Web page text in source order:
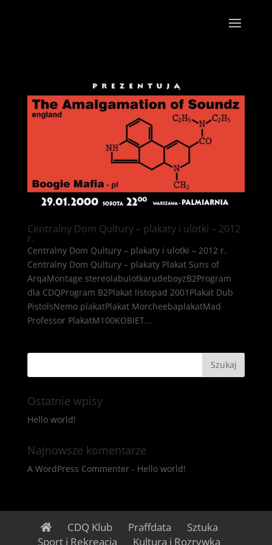
Centralny Dom Qultury – plakaty i ulotki – 2012
r.
Centralny Dom Qultury – plakaty i ulotki – 2012 r.
Centralny Dom Qultury – plakaty Plakat Suns of
ArqaMontage stereolabulotkarudeboyzB2Program
dla CDQProgram B2Plakat listopad 2001Plakat Dub
PistolsNemo plakatPlakat MorcheebaplakatMad
Professor PlakatM100KOBIET...
Ostatnie wpisy
Hello world!
Najnowsze komentarze
A WordPress Commenter- Hello world!
CDQ Klub Praffdata
Sztuka
Sport i Rekreacja
Kultura i Rozrywka